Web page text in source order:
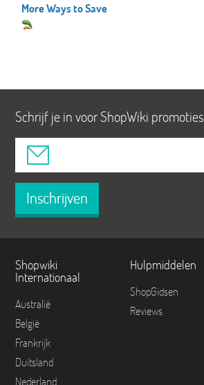
More Ways to Save
Schrijf je in voor ShopWiki promoties
Inschrijven
Shopwiki
Internationaal
Australië
België
Frankrijk
Duitsland
Nederland
Hulpmiddelen
ShopGidsen
Reviews